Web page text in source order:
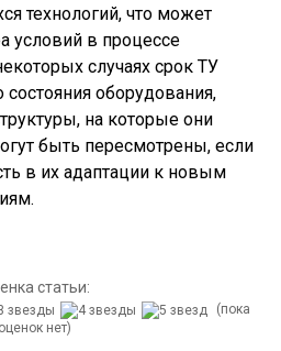
технологий, что может
условий в процессе
случаях срок ТУ
состояния оборудования,
на которые они
быть пересмотрены, если
в их адаптации к новым
статьи:
(пока
оценок нет)